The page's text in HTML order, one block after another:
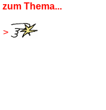
zum Thema...
>